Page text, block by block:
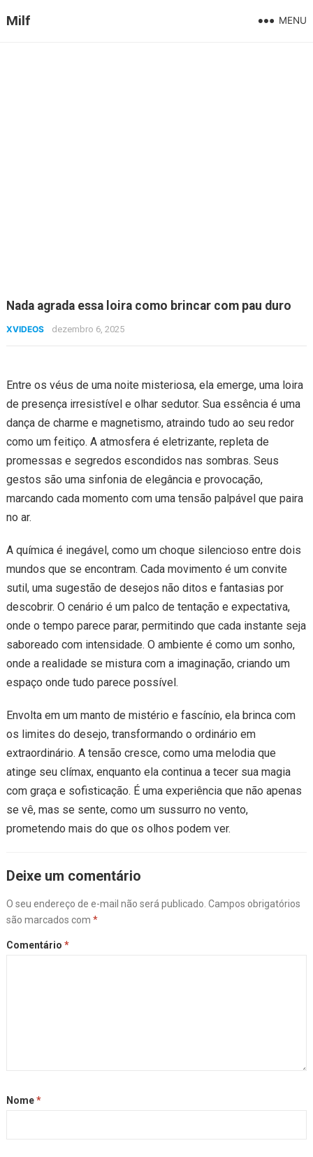
Milf MENU
Nada agrada essa loira como brincar com pau duro
XVIDEOS dezembro 6, 2025
Entre os véus de uma noite misteriosa, ela emerge, uma loira
de presença irresistível e olhar sedutor. Sua essência é uma
dança de charme e magnetismo, atraindo tudo ao seu redor
como um feitiço. A atmosfera é eletrizante, repleta de
promessas e segredos escondidos nas sombras. Seus
gestos são uma sinfonia de elegância e provocação,
marcando cada momento com uma tensão palpável que paira
no ar.
A química é inegável, como um choque silencioso entre dois
mundos que se encontram. Cada movimento é um convite
sutil, uma sugestão de desejos não ditos e fantasias por
descobrir. O cenário é um palco de tentação e expectativa,
onde o tempo parece parar, permitindo que cada instante seja
saboreado com intensidade. O ambiente é como um sonho,
onde a realidade se mistura com a imaginação, criando um
espaço onde tudo parece possível.
Envolta em um manto de mistério e fascínio, ela brinca com
os limites do desejo, transformando o ordinário em
extraordinário. A tensão cresce, como uma melodia que
atinge seu clímax, enquanto ela continua a tecer sua magia
com graça e sofisticação. É uma experiência que não apenas
se vê, mas se sente, como um sussurro no vento,
prometendo mais do que os olhos podem ver.
Deixe um comentário
O seu endereço de e-mail não será publicado. Campos obrigatórios
são marcados com *
Comentário *
Nome*